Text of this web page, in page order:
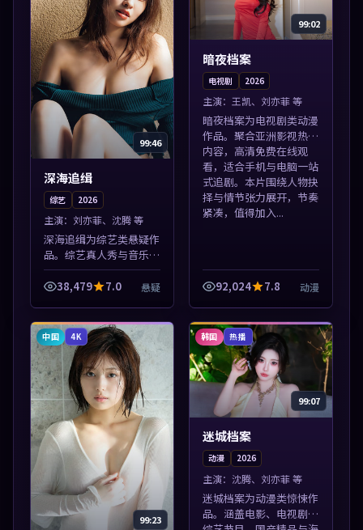
99:46
深海追缉
综艺 2026
主演： 刘亦菲、沈腾 等
深海追缉为综艺类悬疑作
品。综艺真人秀与音乐现
场收录，亚洲影视平台每
日上新，轻松发现好片。
得加入片单。
38,479 7.0 悬疑
99:02
暗夜档案
电视剧 2026
主演： 王凯、刘亦菲 等
暗夜档案为电视剧类动漫
作品。聚合亚洲影视热播
内容，高清免费在线观
看，适合手机与电脑一站
式追剧。本片围绕人物抉
择与情节张力展开，节奏
紧凑，值得加入...
92,024 7.8 动漫
中国 4K
99:23
韩国 热播
99:07
迷城档案
动漫 2026
主演： 沈腾、刘亦菲 等
迷城档案为动漫类惊悚作
品。涵盖电影、电视剧与